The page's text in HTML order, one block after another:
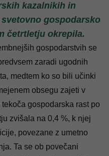
kazalnikih in
gospodarsko
četrtletju okrepila.
gospodarstvih se
zaradi ugodnih
medtem ko so bili učinki
obsegu zajeti v
gospodarska rast po
zvišala na 0,4 %, k njej
povezane z umetno
Ta se ob povečani